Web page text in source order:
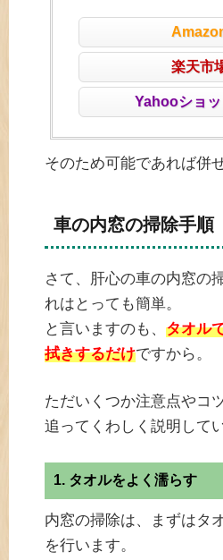
楽天市
Yahooショ
そのため可能であれば併
車の内窓の掃除手順
さて、肝心の車の内窓の
れはとっても簡単。
と言いますのも、 タオル
拭きするだけですから。
ただいくつか注意点やコ
追ってくわしく説明して
1. タオルをよく濡らす
内窓の掃除は、まずはタ
を行います。